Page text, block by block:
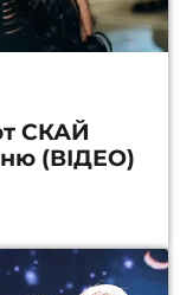
СКАЙ
(ВІДЕО)